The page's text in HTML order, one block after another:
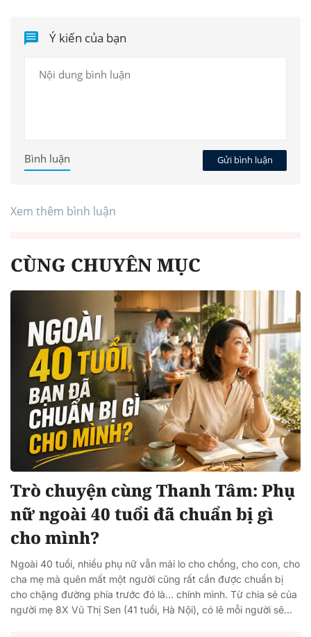
Ý kiến của bạn
Gửi bình luận
Bình luận
Xem thêm bình luận
CÙNG CHUYÊN MỤC
Trò chuyện cùng Thanh Tâm: Phụ
nữ ngoài 40 tuổi đã chuẩn bị gì
cho mình?
Ngoài 40 tuổi, nhiều phụ nữ vẫn mải lo cho chồng, cho con, cho
cha mẹ mà quên mất một người cũng rất cần được chuẩn bị
cho chặng đường phía trước đó là… chính mình. Từ chia sẻ của
người mẹ 8X Vũ Thị Sen (41 tuổi, Hà Nội), có lẽ mỗi người sẽ...